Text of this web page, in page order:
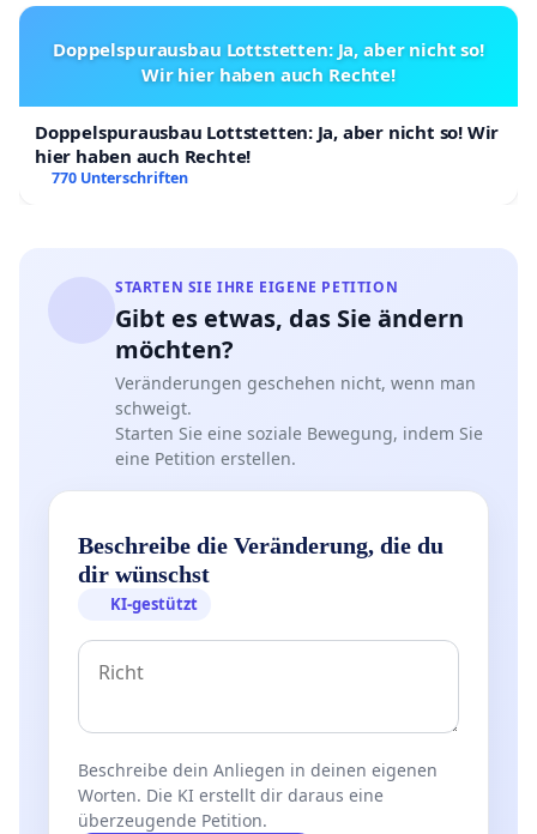
Doppelspurausbau Lottstetten: Ja, aber nicht so!
Wir hier haben auch Rechte!
Doppelspurausbau Lottstetten: Ja, aber nicht so! Wir
hier haben auch Rechte!
770 Unterschriften
STARTEN SIE IHRE EIGENE PETITION
Gibt es etwas, das Sie ändern
möchten?
Veränderungen geschehen nicht, wenn man
schweigt.
Starten Sie eine soziale Bewegung, indem Sie
eine Petition erstellen.
Beschreibe die Veränderung, die du
dir wünschst
KI-gestützt
Beschreibe dein Anliegen in deinen eigenen
Worten. Die KI erstellt dir daraus eine
überzeugende Petition.